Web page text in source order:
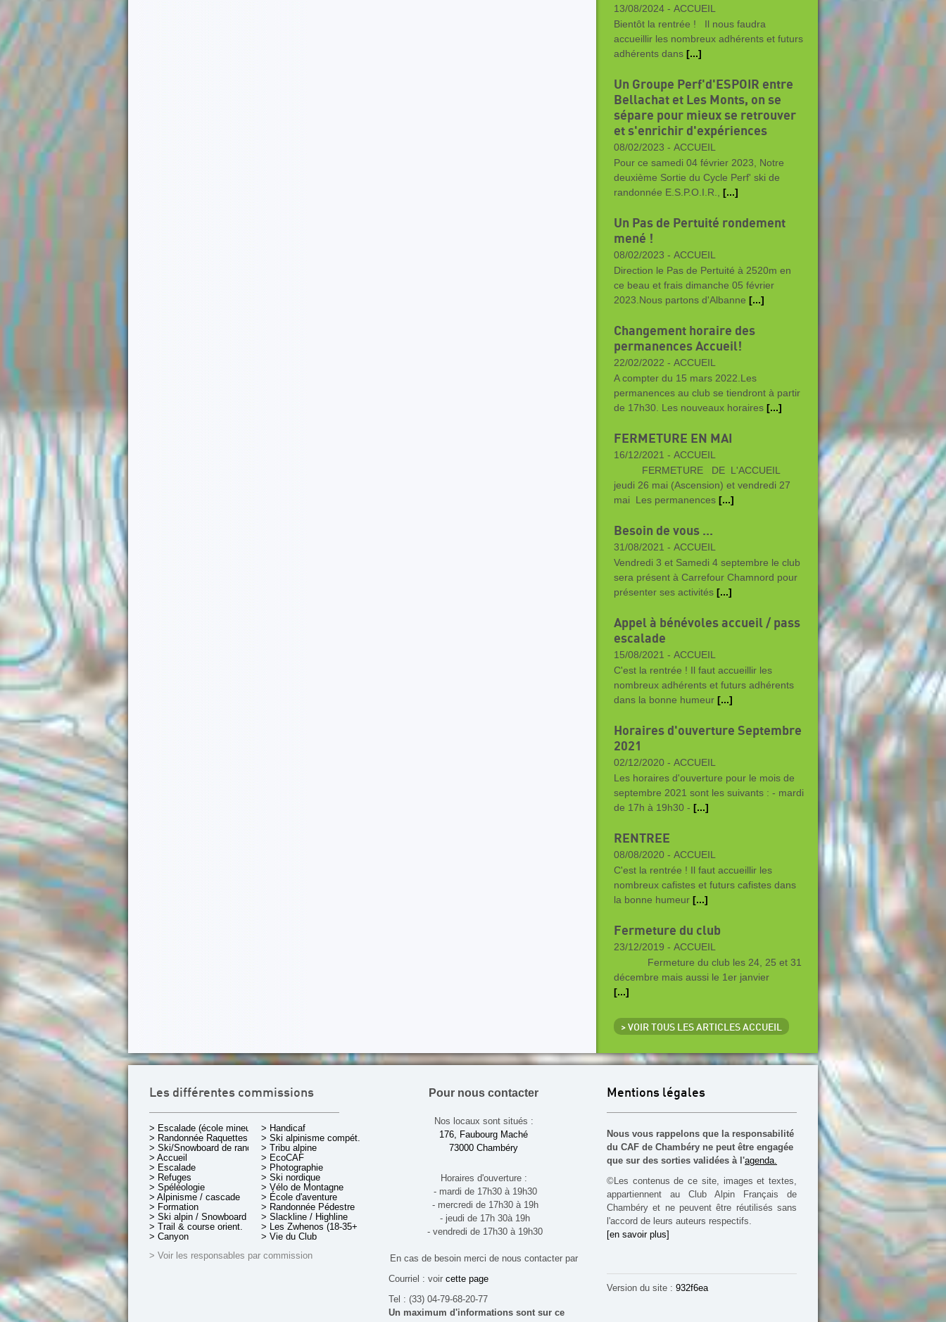
13/08/2024 - ACCUEIL
Bientôt la rentrée ! Il nous faudra
accueillir les nombreux adhérents et futurs
adhérents dans [...]
Un Groupe Perf'd'ESPOIR entre
Bellachat et Les Monts, on se
sépare pour mieux se retrouver
et s'enrichir d'expériences
08/02/2023 - ACCUEIL
Pour ce samedi 04 février 2023, Notre
deuxième Sortie du Cycle Perf' ski de
randonnée E.S.P.O.I.R., [...]
Un Pas de Pertuité rondement
mené !
08/02/2023 - ACCUEIL
Direction le Pas de Pertuité à 2520m en
ce beau et frais dimanche 05 février
2023.Nous partons d'Albanne [...]
Changement horaire des
permanences Accueil!
22/02/2022 - ACCUEIL
A compter du 15 mars 2022.Les
permanences au club se tiendront à partir
de 17h30. Les nouveaux horaires [...]
FERMETURE EN MAI
16/12/2021 - ACCUEIL
FERMETURE DE L'ACCUEIL
jeudi 26 mai (Ascension) et vendredi 27
mai Les permanences [...]
Besoin de vous ...
31/08/2021 - ACCUEIL
Vendredi 3 et Samedi 4 septembre le club
sera présent à Carrefour Chamnord pour
présenter ses activités [...]
Appel à bénévoles accueil / pass
escalade
15/08/2021 - ACCUEIL
C'est la rentrée ! Il faut accueillir les
nombreux adhérents et futurs adhérents
dans la bonne humeur [...]
Horaires d'ouverture Septembre
2021
02/12/2020 - ACCUEIL
Les horaires d'ouverture pour le mois de
septembre 2021 sont les suivants : - mardi
de 17h à 19h30 - [...]
RENTREE
08/08/2020 - ACCUEIL
C'est la rentrée ! Il faut accueillir les
nombreux cafistes et futurs cafistes dans
la bonne humeur [...]
Fermeture du club
23/12/2019 - ACCUEIL
Fermeture du club les 24, 25 et 31
décembre mais aussi le 1er janvier
[...]
> VOIR TOUS LES ARTICLES ACCUEIL
Les différentes commissions
> Escalade (école mineurs)
> Randonnée Raquettes
> Ski/Snowboard de rando.
> Accueil
> Escalade
> Refuges
> Spéléologie
> Alpinisme / cascade
> Formation
> Ski alpin / Snowboard
> Trail & course orient.
> Canyon
> Handicaf
> Ski alpinisme compét.
> Tribu alpine
> EcoCAF
> Photographie
> Ski nordique
> Vélo de Montagne
> École d'aventure
> Randonnée Pédestre
> Slackline / Highline
> Les Zwhenos (18-35+ ans)
> Vie du Club
> Voir les responsables par commission
Pour nous contacter
Nos locaux sont situés :
176, Faubourg Maché
73000 Chambéry
Horaires d'ouverture :
- mardi de 17h30 à 19h30
- mercredi de 17h30 à 19h
- jeudi de 17h 30à 19h
- vendredi de 17h30 à 19h30
En cas de besoin merci de nous contacter par
Courriel : voir cette page
Tel : (33) 04-79-68-20-77
Un maximum d'informations sont sur ce
Mentions légales
Nous vous rappelons que la responsabilité
du CAF de Chambéry ne peut être engagée
que sur des sorties validées à l'agenda.
©Les contenus de ce site, images et textes,
appartiennent au Club Alpin Français de
Chambéry et ne peuvent être réutilisés sans
l'accord de leurs auteurs respectifs.
[en savoir plus]
Version du site : 932f6ea